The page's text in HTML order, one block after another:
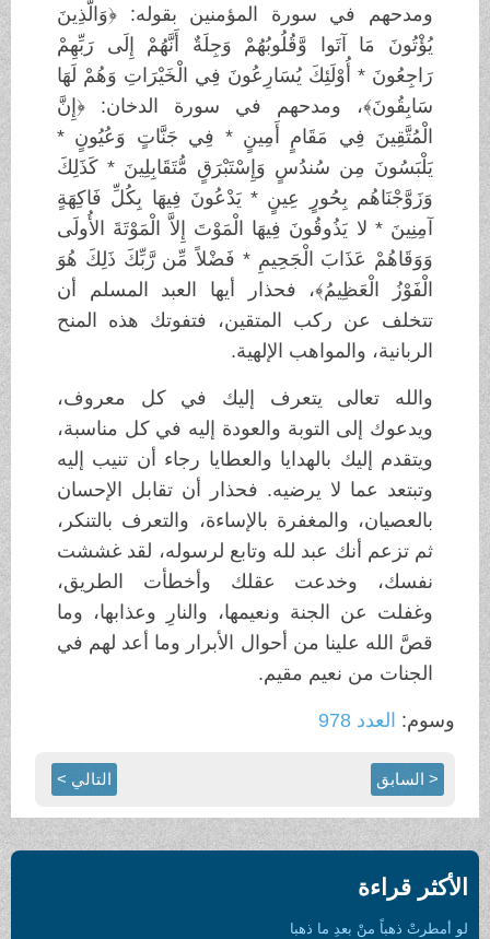
ومدحهم في سورة المؤمنين بقوله: ﴿وَالَّذِينَ
يُؤْتُونَ مَا آتَوا وَّقُلُوبُهُمْ وَجِلَةٌ أَنَّهُمْ إِلَى رَبِّهِمْ
رَاجِعُونَ * أُوْلَئِكَ يُسَارِعُونَ فِي الْخَيْرَاتِ وَهُمْ لَهَا
سَابِقُونَ﴾، ومدحهم في سورة الدخان: ﴿إِنَّ
الْمُتَّقِينَ فِي مَقَامٍ أَمِينٍ * فِي جَنَّاتٍ وَعُيُونٍ *
يَلْبَسُونَ مِن سُندُسٍ وَإِسْتَبْرَقٍ مُّتَقَابِلِينَ * كَذَلِكَ
وَزَوَّجْنَاهُم بِحُورٍ عِينٍ * يَدْعُونَ فِيهَا بِكُلِّ فَاكِهَةٍ
آمِنِينَ * لا يَذُوقُونَ فِيهَا الْمَوْتَ إِلاَّ الْمَوْتَةَ الأُولَى
وَوَقَاهُمْ عَذَابَ الْجَحِيمِ * فَضْلاً مِّن رَّبِّكَ ذَلِكَ هُوَ
الْفَوْزُ الْعَظِيمُ﴾، فحذار أيها العبد المسلم أن
تتخلف عن ركب المتقين، فتفوتك هذه المنح
الربانية، والمواهب الإلهية.
والله تعالى يتعرف إليك في كل معروف،
ويدعوك إلى التوبة والعودة إليه في كل مناسبة،
ويتقدم إليك بالهدايا والعطايا رجاء أن تنيب إليه
وتبتعد عما لا يرضيه. فحذار أن تقابل الإحسان
بالعصيان، والمغفرة بالإساءة، والتعرف بالتنكر،
ثم تزعم أنك عبد لله وتابع لرسوله، لقد غششت
نفسك، وخدعت عقلك وأخطأت الطريق،
وغفلت عن الجنة ونعيمها، والنارِ وعذابها، وما
قصَّ الله علينا من أحوال الأبرار وما أعد لهم في
الجنات من نعيم مقيم.
وسوم:العدد 978
< السابق التالي >
الأكثر قراءة
لو أمطرتْ ذهباً منْ بعدِ ما ذهبا